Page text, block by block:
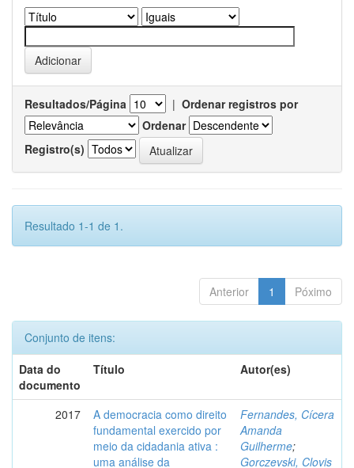
Resultados/Página | Ordenar registros por
Ordenar
Registro(s)
Resultado 1-1 de 1.
Anterior 1 Póximo
Conjunto de itens:
Data do
documento
Título Autor(es)
2017
A democracia como direito
fundamental exercido por
meio da cidadania ativa :
uma análise da
Fernandes, Cícera
Amanda
Guilherme;
Gorczevski, Clovis